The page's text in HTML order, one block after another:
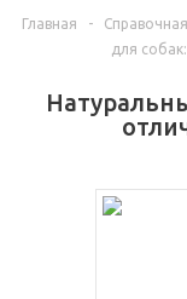
Главная -
для